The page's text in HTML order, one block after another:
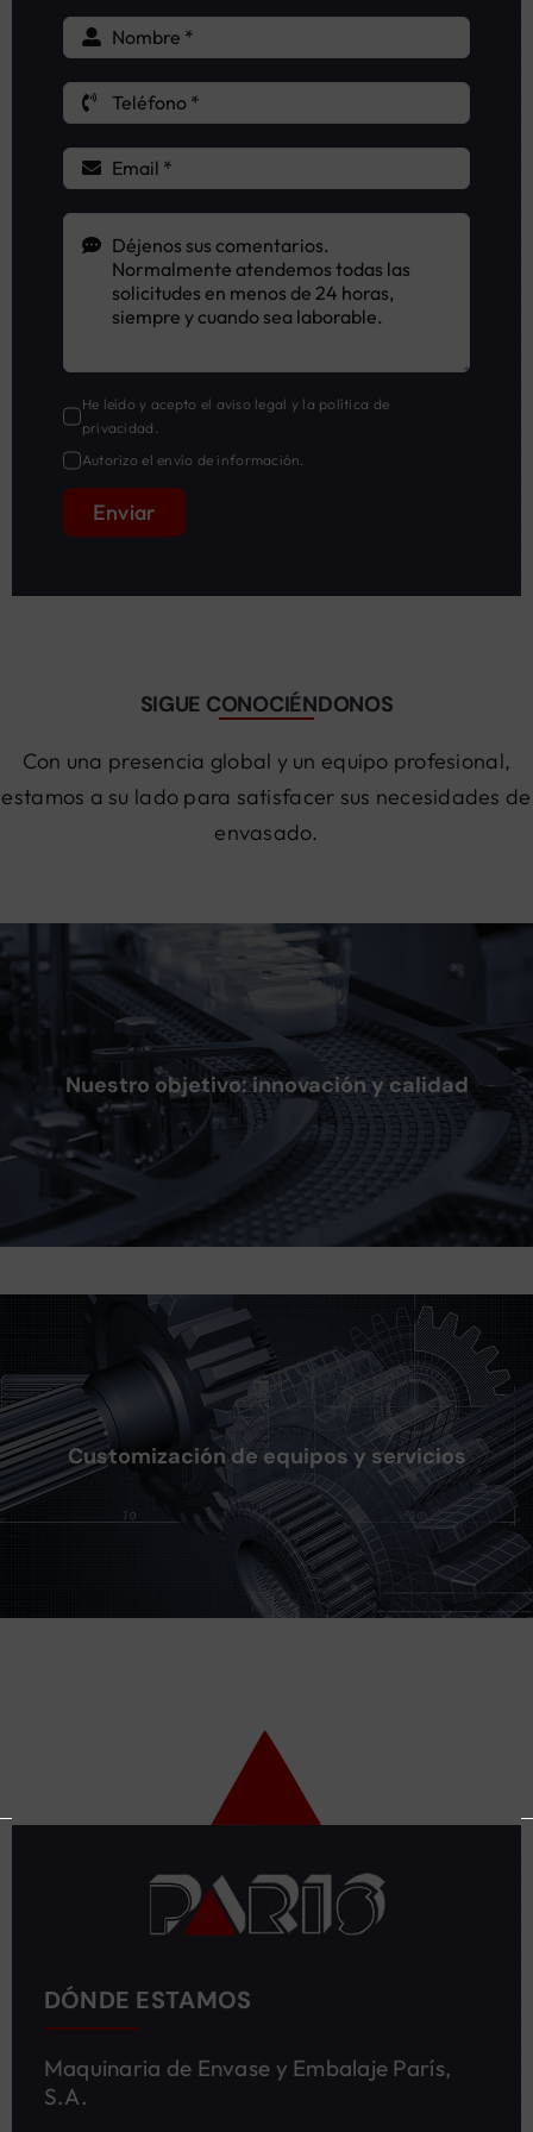
He leído y acepto el aviso legal y la política de
privacidad
Autorizo el envío de información.
Enviar
SIGUE CONOCIÉNDONOS
Con una presencia global y un equipo profesional,
estamos a su lado para satisfacer sus necesidades de
envasado.
Nuestro objetivo: innovación y calidad
Customización de equipos y servicios
DÓNDE ESTAMOS
Maquinaria de Envase y Embalaje París,
S.A.